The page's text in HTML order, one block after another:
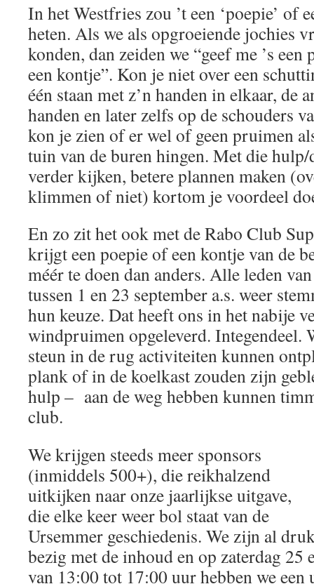
In het Westfries zou ’t een ‘poepie’ of
heten. Als we als opgroeiende jochies
konden, dan zeiden we “geef me ’s een
een kontje”. Kon je niet over een
één staan met z’n handen in elkaar, de
handen en later zelfs op de schouders
kon je zien of er wel of geen pruimen
tuin van de buren hingen. Met die
verder kijken, betere plannen maken
klimmen of niet) kortom je voordeel
En zo zit het ook met de Rabo Club
krijgt een poepie of een kontje van de
méér te doen dan anders. Alle leden
tussen 1 en 23 september a.s. weer
hun keuze. Dat heeft ons in het nabije
windpruimen opgeleverd. Integendeel.
steun in de rug activiteiten kunnen
plank of in de koelkast zouden zijn
hulp – aan de weg hebben kunnen
club.
We krijgen steeds meer sponsors
(inmiddels 500+), die reikhalzend
uitkijken naar onze jaarlijkse uitgave,
die elke keer weer bol staat van de
Ursemmer geschiedenis. We zijn al
bezig met de inhoud en op zaterdag 25
van 13:00 tot 17:00 uur hebben we een